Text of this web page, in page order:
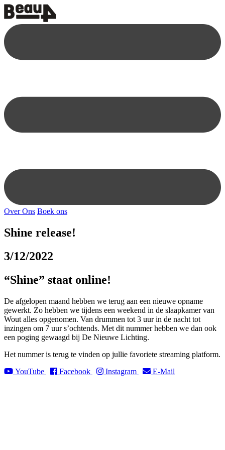
Over Ons Boek ons
Shine release!
3/12/2022
“Shine” staat online!
De afgelopen maand hebben we terug aan een nieuwe opname
gewerkt. Zo hebben we tijdens een weekend in de slaapkamer van
Wout alles opgenomen. Van drummen tot 3 uur in de nacht tot
inzingen om 7 uur s’ochtends. Met dit nummer hebben we dan ook
een poging gewaagd bij De Nieuwe Lichting.
Het nummer is terug te vinden op jullie favoriete streaming platform.
YouTube
Facebook Instagram E-Mail